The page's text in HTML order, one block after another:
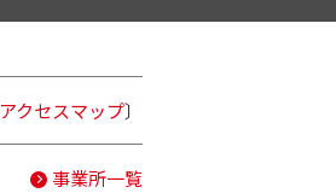
アクセスマップ〕
事業所一覧